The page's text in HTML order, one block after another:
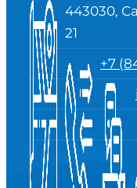
443030,
21
+7